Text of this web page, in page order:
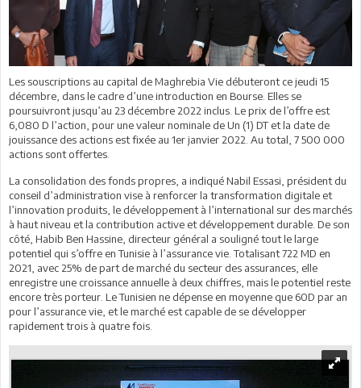
Les souscriptions au capital de Maghrebia Vie débuteront ce jeudi 15
décembre, dans le cadre d’une introduction en Bourse. Elles se
poursuivront jusqu’au 23 décembre 2022 inclus. Le prix de l’offre est
6,080 D l’action, pour une valeur nominale de Un (1) DT et la date de
jouissance des actions est fixée au 1er janvier 2022. Au total, 7 500 000
actions sont offertes.
La consolidation des fonds propres, a indiqué Nabil Essasi, président du
conseil d’administration vise à renforcer la transformation digitale et
l’innovation produits, le développement à l’international sur des marchés
à haut niveau et la contribution active et développement durable. De son
côté, Habib Ben Hassine, directeur général a souligné tout le large
potentiel qui s’offre en Tunisie à l’assurance vie. Totalisant 722 MD en
2021, avec 25% de part de marché du secteur des assurances, elle
enregistre une croissance annuelle à deux chiffres, mais le potentiel reste
encore très porteur. Le Tunisien ne dépense en moyenne que 60D par an
pour l’assurance vie, et le marché est capable de se développer
rapidement trois à quatre fois.